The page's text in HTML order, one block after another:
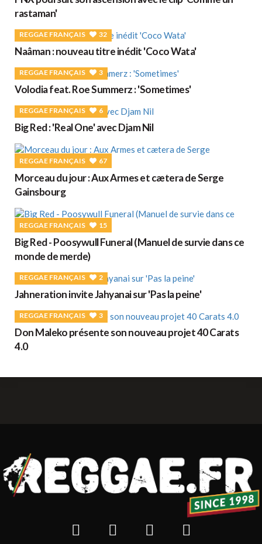
rastaman'
REGGAE FRANÇAIS 32
Naâman : nouveau titre inédit 'Coco Wata'
REGGAE FRANÇAIS 3
Volodia feat. Roe Summerz : 'Sometimes'
REGGAE FRANÇAIS 6
Big Red : 'Real One' avec Djam Nil
REGGAE FRANÇAIS 67
Morceau du jour : Aux Armes et cætera de Serge
Gainsbourg
REGGAE FRANÇAIS 15
Big Red - Poosywull Funeral (Manuel de survie dans ce
monde de merde)
REGGAE FRANÇAIS 2
Jahneration invite Jahyanai sur 'Pas la peine'
REGGAE FRANÇAIS 3
Don Maleko présente son nouveau projet 40 Carats
4.0